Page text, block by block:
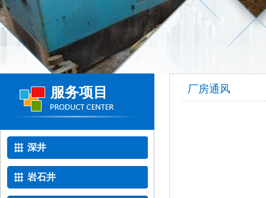
服务项目
深井
岩石井
厂房通风